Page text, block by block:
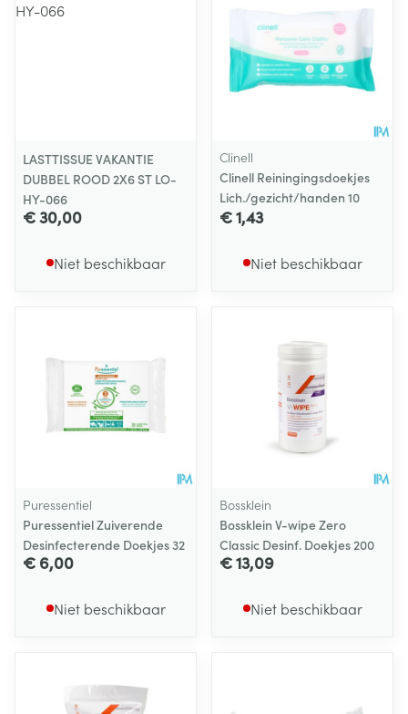
LASTTISSUE VAKANTIE
DUBBEL ROOD 2X6 ST LO-
HY-066
€ 30,00
Niet beschikbaar
Clinell
Clinell Reiningingsdoekjes
Lich./gezicht/handen 10
€ 1,43
Niet beschikbaar
Puressentiel
Puressentiel Zuiverende
Desinfecterende Doekjes 32
€ 6,00
Niet beschikbaar
Bossklein
Bossklein V-wipe Zero
Classic Desinf. Doekjes 200
€ 13,09
Niet beschikbaar